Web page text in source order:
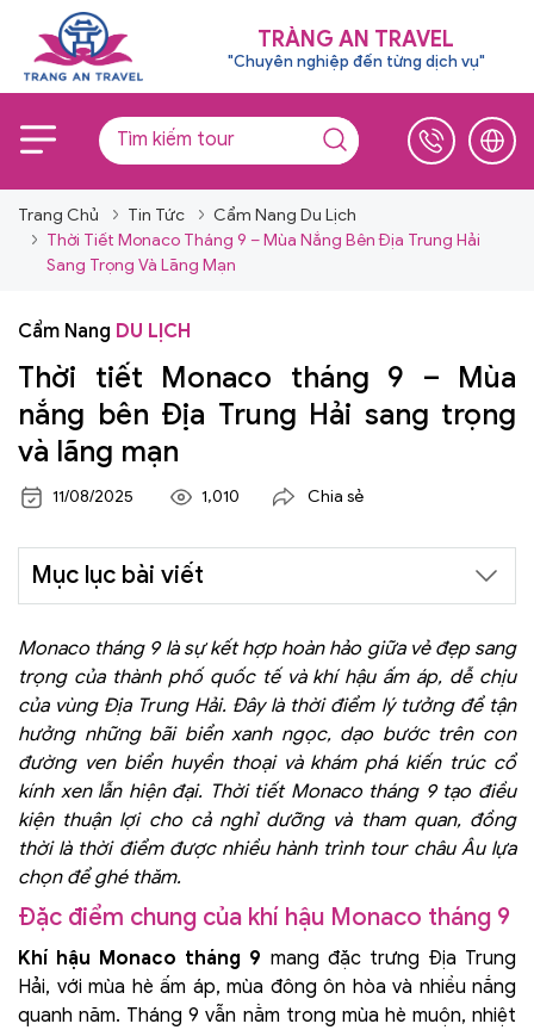
TRÀNG AN TRAVEL
"Chuyên nghiệp đến từng dịch vụ"
Trang Chủ Tin Tức
Cẩm Nang Du Lịch
Thời Tiết Monaco Tháng 9 – Mùa Nắng Bên Địa Trung Hải
Sang Trọng Và Lãng Mạn
Cẩm Nang DU LỊCH
Thời tiết Monaco tháng 9 – Mùa
nắng bên Địa Trung Hải sang trọng
và lãng mạn
11/08/2025 1,010 Chia sẻ
Mục lục bài viết
Monaco tháng 9 là sự kết hợp hoàn hảo giữa vẻ đẹp sang
trọng của thành phố quốc tế và khí hậu ấm áp, dễ chịu
của vùng Địa Trung Hải. Đây là thời điểm lý tưởng để tận
hưởng những bãi biển xanh ngọc, dạo bước trên con
đường ven biển huyền thoại và khám phá kiến trúc cổ
kính xen lẫn hiện đại. Thời tiết Monaco tháng 9 tạo điều
kiện thuận lợi cho cả nghỉ dưỡng và tham quan, đồng
thời là thời điểm được nhiều hành trình tour châu Âu lựa
chọn để ghé thăm.
Đặc điểm chung của khí hậu Monaco tháng 9
Khí hậu Monaco tháng 9 mang đặc trưng Địa Trung
Hải, với mùa hè ấm áp, mùa đông ôn hòa và nhiều nắng
quanh năm. Tháng 9 vẫn nằm trong mùa hè muộn, nhiệt